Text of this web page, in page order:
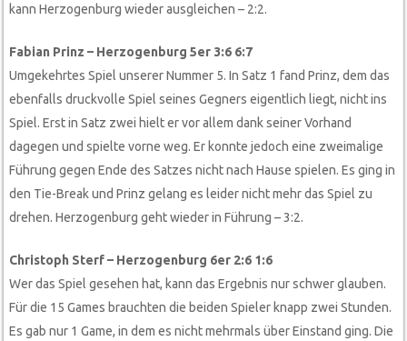
kann Herzogenburg wieder ausgleichen – 2:2.
Fabian Prinz – Herzogenburg 5er 3:6 6:7
Umgekehrtes Spiel unserer Nummer 5. In Satz 1 fand Prinz, dem das
ebenfalls druckvolle Spiel seines Gegners eigentlich liegt, nicht ins
Spiel. Erst in Satz zwei hielt er vor allem dank seiner Vorhand
dagegen und spielte vorne weg. Er konnte jedoch eine zweimalige
Führung gegen Ende des Satzes nicht nach Hause spielen. Es ging in
den Tie-Break und Prinz gelang es leider nicht mehr das Spiel zu
drehen. Herzogenburg geht wieder in Führung – 3:2.
Christoph Sterf – Herzogenburg 6er 2:6 1:6
Wer das Spiel gesehen hat, kann das Ergebnis nur schwer glauben.
Für die 15 Games brauchten die beiden Spieler knapp zwei Stunden.
Es gab nur 1 Game, in dem es nicht mehrmals über Einstand ging. Die